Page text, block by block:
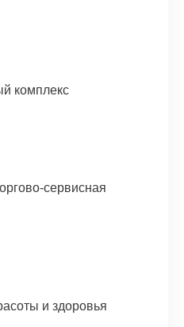
комплекс
сервисная
и здоровья